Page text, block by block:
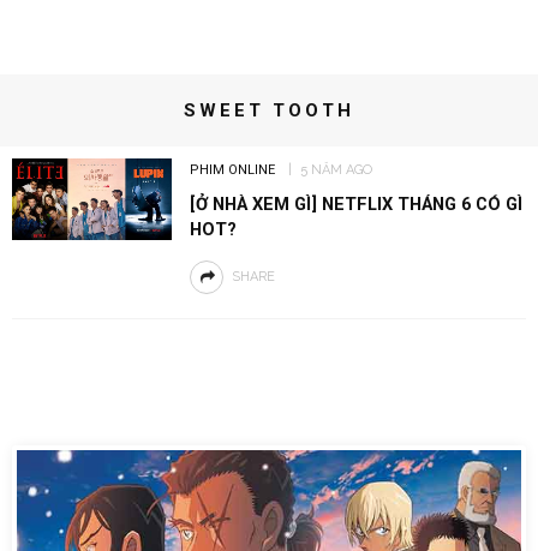
SWEET TOOTH
PHIM ONLINE 5 NĂM AGO
[Ở NHÀ XEM GÌ] NETFLIX THÁNG 6 CÓ GÌ
HOT?
SHARE